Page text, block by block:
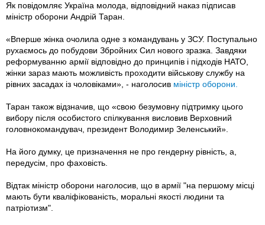
Як повідомляє Україна молода, відповідний наказ підписав
міністр оборони Андрій Таран.
«Вперше жінка очолила одне з командувань у ЗСУ. Поступально
рухаємось до побудови Збройних Сил нового зразка. Завдяки
реформуванню армії відповідно до принципів і підходів НАТО,
жінки зараз мають можливість проходити військову службу на
рівних засадах із чоловіками», - наголосив міністр оборони.
Таран також відзначив, що «свою безумовну підтримку цього
вибору після особистого спілкування висловив Верховний
головнокомандувач, президент Володимир Зеленський».
На його думку, це призначення не про гендерну рівність, а,
передусім, про фаховість.
Відтак міністр оборони наголосив, що в армії "на першому місці
мають бути кваліфікованість, моральні якості людини та
патріотизм".